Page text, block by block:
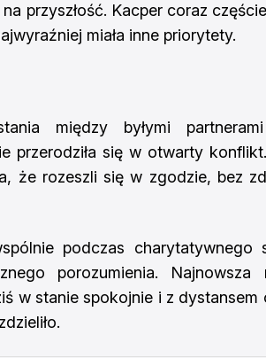
przyszłość. Kacper coraz
miała inne priorytety.
między byłymi
przerodziła się w otwarty
że rozeszli się w zgodzie, bez
podczas charytatywnego
porozumienia.
w stanie spokojnie i z